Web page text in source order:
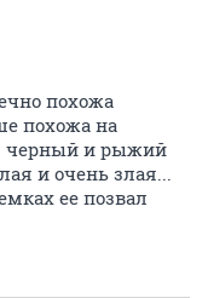
похожа
похожа на
- черный и рыжий
и очень злая...
ее позвал